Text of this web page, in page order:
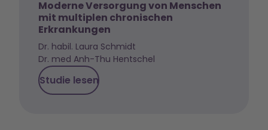
Moderne Versorgung von Menschen
mit multiplen chronischen
Erkrankungen
Dr. habil. Laura Schmidt
Dr. med Anh-Thu Hentschel
Studie lesen